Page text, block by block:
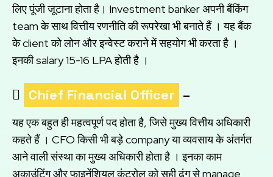
लिए पूंजी जूटाना होता है। Investment banker अपनी बैंकिंग
team के साथ वित्तीय रणनीति की रूपरेखा भी बनाते हैं । यह बैंक
के client को लोन और इन्वेस्ट कराने में सहयोग भी करता है ।
इनकी salary 15-16 LPA होती है ।
 Chief Financial Officer –
यह एक बहुत ही महत्वपूर्ण पद होता है, जिसे मुख्य वित्तीय अधिकारी
कहते हैं । CFO किसी भी बड़े company या व्यवसाय के अंतर्गत
आने वाली संस्था का मुख्य अधिकारी होता है । इनका काम
अकाउंटिंग और फाइनेंशियल कंट्रोल को सही ढंग से manage